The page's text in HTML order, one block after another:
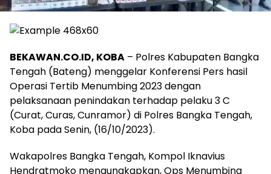
BEKAWAN.CO.ID, KOBA – Polres Kabupaten Bangka
Tengah (Bateng) menggelar Konferensi Pers hasil
Operasi Tertib Menumbing 2023 dengan
pelaksanaan penindakan terhadap pelaku 3 C
(Curat, Curas, Cunramor) di Polres Bangka Tengah,
Koba pada Senin, (16/10/2023).
Wakapolres Bangka Tengah, Kompol Iknavius
Hendratmoko mengungkapkan, Ops Menumbing